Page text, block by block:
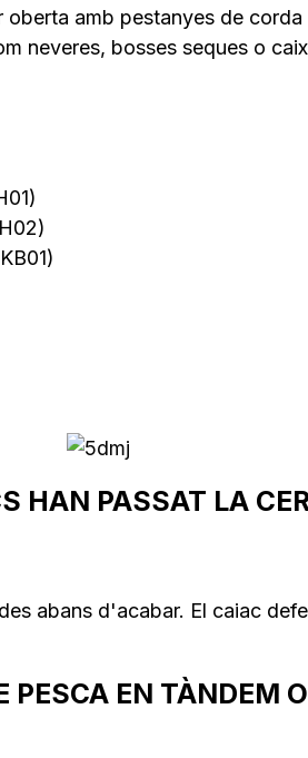
amb pestanyes de
neveres, bosses seques o
HAN PASSAT LA
abans d'acabar. El caiac
PESCA EN TÀNDEM